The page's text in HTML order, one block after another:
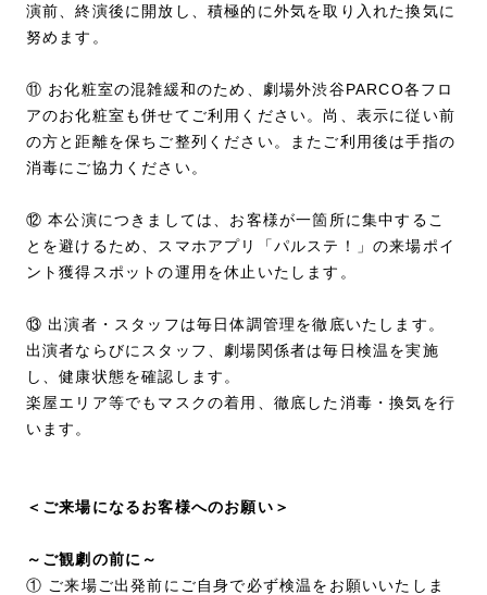
演前、終演後に開放し、積極的に外気を取り入れた換気に
努めます。
⑪ お化粧室の混雑緩和のため、劇場外渋谷PARCO各フロ
アのお化粧室も併せてご利用ください。尚、表示に従い前
の方と距離を保ちご整列ください。またご利用後は手指の
消毒にご協力ください。
⑫ 本公演につきましては、お客様が一箇所に集中するこ
とを避けるため、スマホアプリ「パルステ！」の来場ポイ
ント獲得スポットの運用を休止いたします。
⑬ 出演者・スタッフは毎日体調管理を徹底いたします。
出演者ならびにスタッフ、劇場関係者は毎日検温を実施
し、健康状態を確認します。
楽屋エリア等でもマスクの着用、徹底した消毒・換気を行
います。
＜ご来場になるお客様へのお願い＞
～ご観劇の前に～
① ご来場ご出発前にご自身で必ず検温をお願いいたしま